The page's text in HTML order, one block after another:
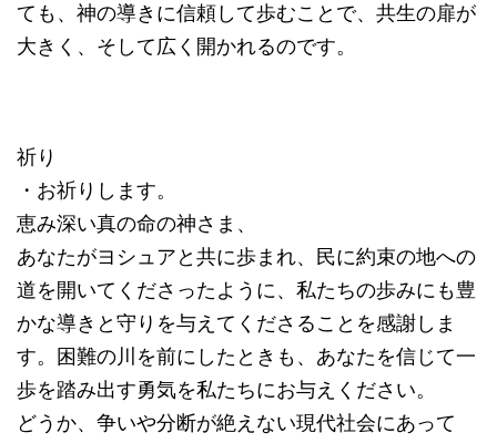
ても、神の導きに信頼して歩むことで、共生の扉が
大きく、そして広く開かれるのです。
祈り
・お祈りします。
恵み深い真の命の神さま、
あなたがヨシュアと共に歩まれ、民に約束の地への
道を開いてくださったように、私たちの歩みにも豊
かな導きと守りを与えてくださることを感謝しま
す。困難の川を前にしたときも、あなたを信じて一
歩を踏み出す勇気を私たちにお与えください。
どうか、争いや分断が絶えない現代社会にあって